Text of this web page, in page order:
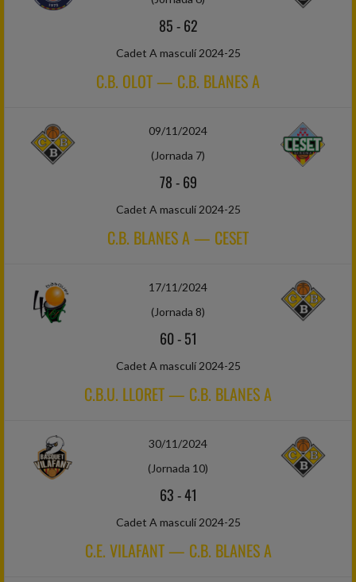
85-62
Cadet A masculí 2024-25
C.B. OLOT — C.B. BLANES A
09/11/2024
(Jornada 7)
78-69
Cadet A masculí 2024-25
C.B. BLANES A — CESET
17/11/2024
(Jornada 8)
60-51
Cadet A masculí 2024-25
C.B.U. LLORET — C.B. BLANES A
30/11/2024
(Jornada 10)
63-41
Cadet A masculí 2024-25
C.E. VILAFANT — C.B. BLANES A